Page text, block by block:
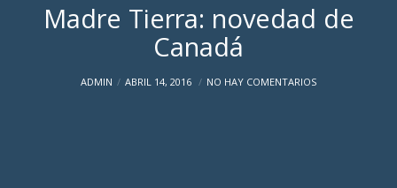
Madre Tierra: novedad de
Canadá
ADMIN ABRIL 14, 2016 NO HAY COMENTARIOS